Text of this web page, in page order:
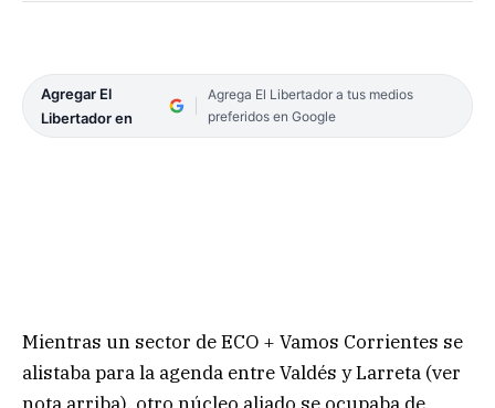
Agregar El
Libertador en
Agrega El Libertador a tus medios
preferidos en Google
Mientras un sector de ECO + Vamos Corrientes se
alistaba para la agenda entre Valdés y Larreta (ver